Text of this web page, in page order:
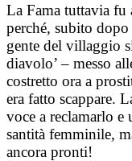
La Fama tuttavia fu
perché, subito
gente del villaggio
diavolo’ – messo
costretto ora a
era fatto scappare.
voce a reclamarlo e
santità femminile,
ancora pronti!